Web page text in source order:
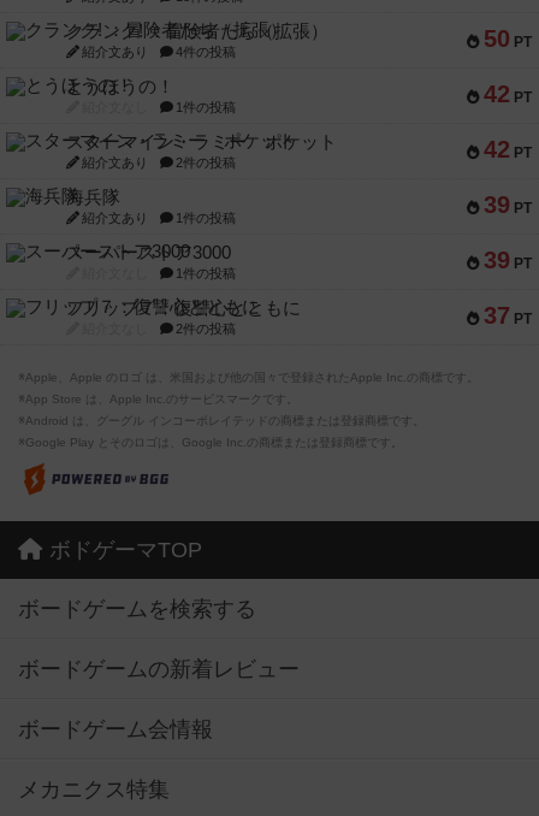
50 PT
クランク! ：冒険者たち（拡張）
紹介文あり 4件の投稿
42 PT
とうほうの！
1件の投稿
42 PT
スターマイン・ラミー ポケット
紹介文あり 2件の投稿
39 PT
海兵隊
紹介文あり 1件の投稿
39 PT
スーパーストア3000
1件の投稿
37 PT
フリップ７：復讐心とともに
2件の投稿
※Apple、Apple のロゴ は、米国および他の国々で登録されたApple Inc.の商標です。
※App Store は、Apple Inc.のサービスマークです。
※Android は、グーグル インコーポレイテッドの商標または登録商標です。
※Google Play とそのロゴは、Google Inc.の商標または登録商標です。
ボドゲーマTOP
ボードゲームを検索する
ボードゲームの新着レビュー
ボードゲーム会情報
メカニクス特集